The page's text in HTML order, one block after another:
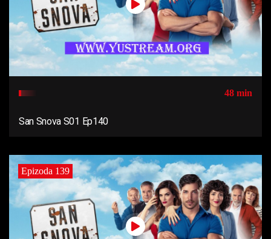
48 min
San Snova S01 Ep140
Epizoda 139